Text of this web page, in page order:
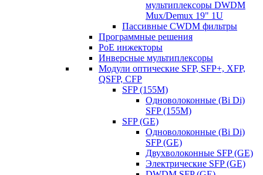
мультиплексоры DWDM
Mux/Demux 19" 1U
Пассивные CWDM фильтры
Программные решения
PoE инжекторы
Инверсные мультиплексоры
Модули оптические SFP, SFP+, XFP,
QSFP, CFP
SFP (155M)
Одноволоконные (Bi Di)
SFP (155M)
SFP (GE)
Одноволоконные (Bi Di)
SFP (GE)
Двухволоконные SFP (GE)
Электрические SFP (GE)